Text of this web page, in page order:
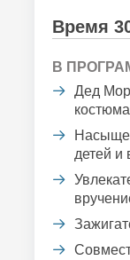
Время
В
Дед
детей и